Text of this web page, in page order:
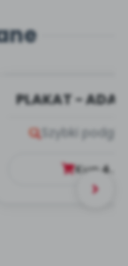
PLAKAT -
Szybki
Kup